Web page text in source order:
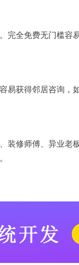
完全免费无门槛容
易获得邻居咨询，
装修师傅、异业老